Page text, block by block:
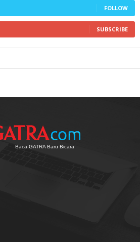
FOLLOW
SUBSCRIBE
Baca GATRA Baru Bicara